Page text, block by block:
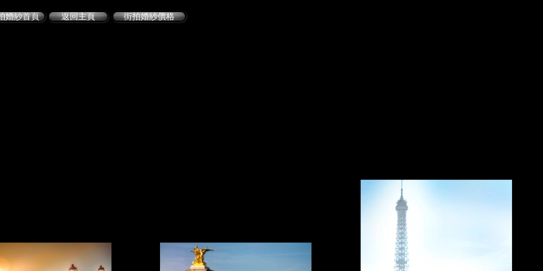
婚紗首頁 返回主頁 街拍婚紗價格